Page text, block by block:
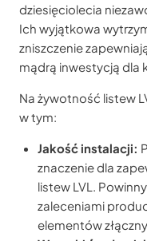
dziesięciolecia
Ich wyjątkowa
zniszczenie
mądrą inwestycją dla
Na żywotność listew
w tym:
Jakość instalacji:
znaczenie dla
listew LVL.
zaleceniami
elementów